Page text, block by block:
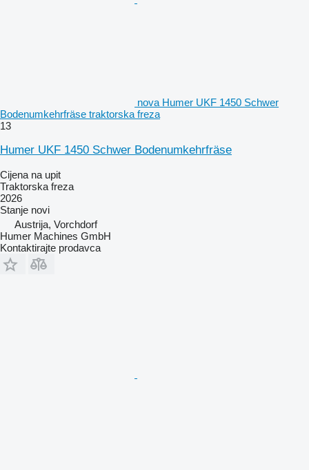
nova Humer UKF 1450 Schwer
Bodenumkehrfräse traktorska freza
13
Humer UKF 1450 Schwer Bodenumkehrfräse
Cijena na upit
Traktorska freza
2026
Stanje novi
Austrija, Vorchdorf
Humer Machines GmbH
Kontaktirajte prodavca